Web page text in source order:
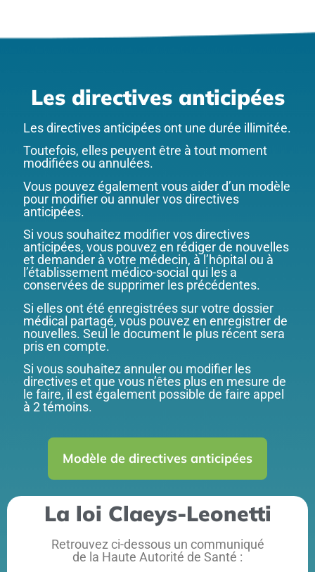
Les directives anticipées
Les directives anticipées ont une durée illimitée.
Toutefois, elles peuvent être à tout moment
modifiées ou annulées.
Vous pouvez également vous aider d’un modèle
pour modifier ou annuler vos directives
anticipées.
Si vous souhaitez modifier vos directives
anticipées, vous pouvez en rédiger de nouvelles
et demander à votre médecin, à l’hôpital ou à
l’établissement médico-social qui les a
conservées de supprimer les précédentes.
Si elles ont été enregistrées sur votre dossier
médical partagé, vous pouvez en enregistrer de
nouvelles. Seul le document le plus récent sera
pris en compte.
Si vous souhaitez annuler ou modifier les
directives et que vous n’êtes plus en mesure de
le faire, il est également possible de faire appel
à 2 témoins.
Modèle de directives anticipées
La loi Claeys-Leonetti
Retrouvez ci-dessous un communiqué
de la Haute Autorité de Santé :